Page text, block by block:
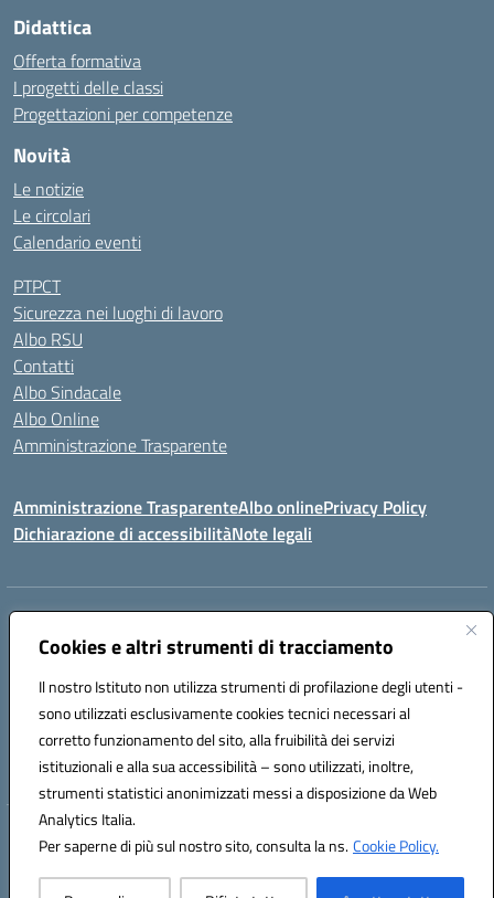
Cookies e altri strumenti di tracciamento
Il nostro Istituto non utilizza strumenti di profilazione degli utenti -
sono utilizzati esclusivamente cookies tecnici necessari al
corretto funzionamento del sito, alla fruibilità dei servizi
istituzionali e alla sua accessibilità – sono utilizzati, inoltre,
strumenti statistici anonimizzati messi a disposizione da Web
Analytics Italia.
Per saperne di più sul nostro sito, consulta la ns.Cookie Policy.
Didattica
Offerta formativa
I progetti delle classi
Progettazioni per competenze
Novità
Le notizie
Le circolari
Calendario eventi
PTPCT
Sicurezza nei luoghi di lavoro
Albo RSU
Contatti
Albo Sindacale
Albo Online
Amministrazione Trasparente
Amministrazione TrasparenteAlbo onlinePrivacy Policy
Dichiarazione di accessibilitàNote legali
Centralino:
Posta elettronica certificata (PEC):tpis02200a@pec.istruzione.it
Codice fiscale: 93066580817
Codice meccanografico:TPIS02200A
VIA CESARÒ, 36 - 91016 ERICE - CASA SANTA (TP)
Telefono: 0923569559
Hosting & Powered by 3D Solution S.r.l.
Concept & Design by Designers Italia